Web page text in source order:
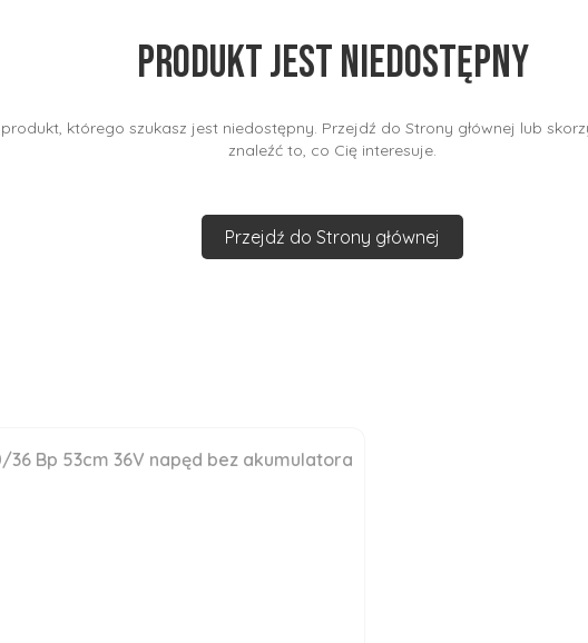
Produkt jest niedostępny
którego szukasz jest niedostępny. Przejdź do Strony głównej lub
znaleźć to, co Cię interesuje.
Przejdź do Strony głównej
Bp 53cm 36V napęd bez akumulatora